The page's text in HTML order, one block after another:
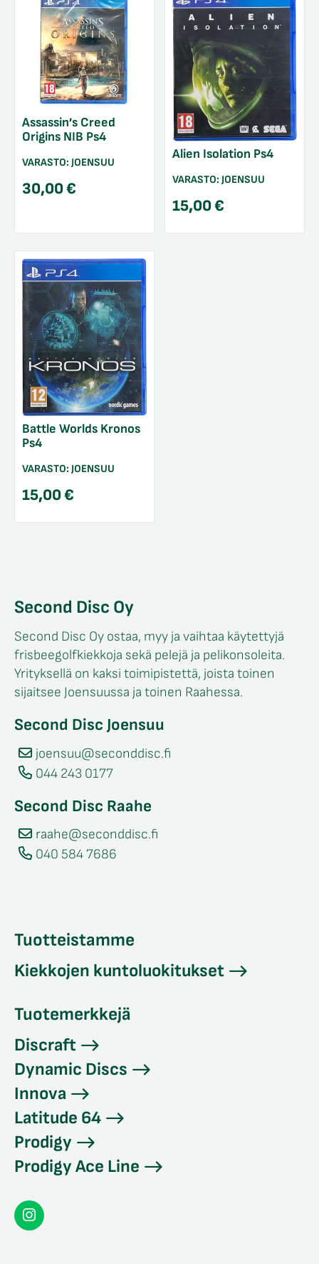
Assassin’s Creed
Origins NIB Ps4
VARASTO: JOENSUU
30,00€
Alien Isolation Ps4
VARASTO: JOENSUU
15,00€
Battle Worlds Kronos
Ps4
VARASTO: JOENSUU
15,00€
Second Disc Oy
Second Disc Oy ostaa, myy ja vaihtaa käytettyjä
frisbeegolfkiekkoja sekä pelejä ja pelikonsoleita.
Yrityksellä on kaksi toimipistettä, joista toinen
sijaitsee Joensuussa ja toinen Raahessa.
Second Disc Joensuu
joensuu@seconddisc.fi
044 243 0177
Second Disc Raahe
raahe@seconddisc.fi
040 584 7686
Tuotteistamme
Kiekkojen kuntoluokitukset
Tuotemerkkejä
Discraft
Dynamic Discs
Innova
Latitude 64
Prodigy
Prodigy Ace Line
Seconddisc